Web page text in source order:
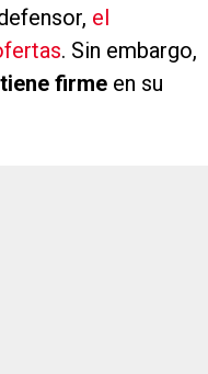
el
. Sin embargo,
firme en su